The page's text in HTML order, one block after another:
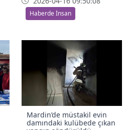
Haberde İnsan
Mardin’de müstakil evin
damındaki kulübede çıkan